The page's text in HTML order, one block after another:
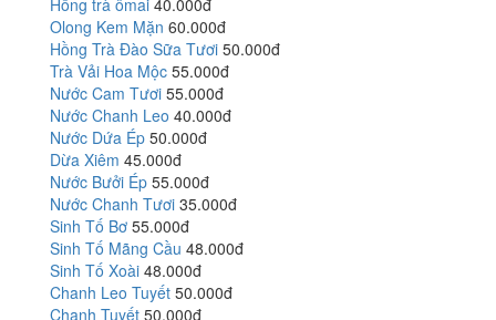
Hồng trà ômai 40.000đ
Olong Kem Mặn 60.000đ
Hồng Trà Đào Sữa Tươi 50.000đ
Trà Vải Hoa Mộc 55.000đ
Nước Cam Tươi 55.000đ
Nước Chanh Leo 40.000đ
Nước Dứa Ép 50.000đ
Dừa Xiêm 45.000đ
Nước Bưởi Ép 55.000đ
Nước Chanh Tươi 35.000đ
Sinh Tố Bơ 55.000đ
Sinh Tố Mãng Cầu 48.000đ
Sinh Tố Xoài 48.000đ
Chanh Leo Tuyết 50.000đ
Chanh Tuyết 50.000đ